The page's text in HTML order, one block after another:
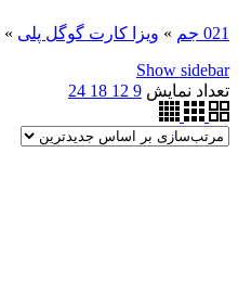
021 جم » ویزا کارت گوگل پلی »
Show sidebar
تعداد نمایش 9
12
18
24